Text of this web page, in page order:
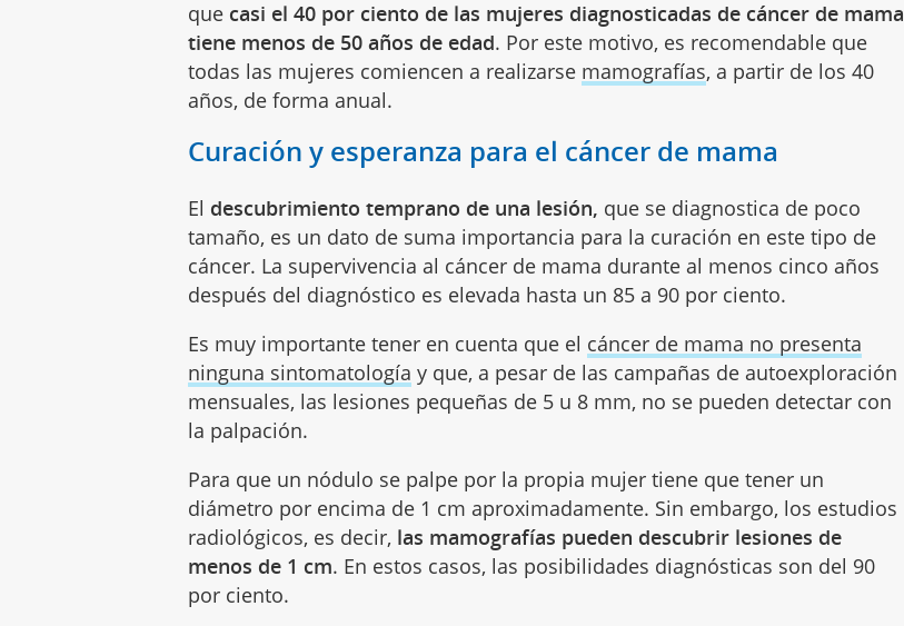
que casi el 40 por ciento de las mujeres diagnosticadas de cáncer de mama
tiene menos de 50 años de edad. Por este motivo, es recomendable que
todas las mujeres comiencen a realizarse mamografías, a partir de los 40
años, de forma anual.
Curación y esperanza para el cáncer de mama
El descubrimiento temprano de una lesión, que se diagnostica de poco
tamaño, es un dato de suma importancia para la curación en este tipo de
cáncer. La supervivencia al cáncer de mama durante al menos cinco años
después del diagnóstico es elevada hasta un 85 a 90 por ciento.
Es muy importante tener en cuenta que el cáncer de mama no presenta
ninguna sintomatología y que, a pesar de las campañas de autoexploración
mensuales, las lesiones pequeñas de 5 u 8 mm, no se pueden detectar con
la palpación.
Para que un nódulo se palpe por la propia mujer tiene que tener un
diámetro por encima de 1 cm aproximadamente. Sin embargo, los estudios
radiológicos, es decir, las mamografías pueden descubrir lesiones de
menos de 1 cm. En estos casos, las posibilidades diagnósticas son del 90
por ciento.